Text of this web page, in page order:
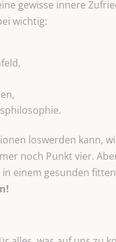
gewisse innere
wichtig:
loswerden kann,
noch Punkt vier.
einem gesunden fitten